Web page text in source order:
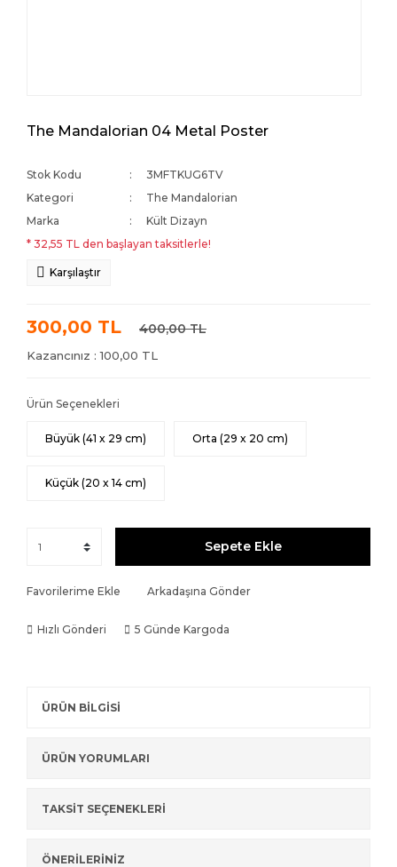
The Mandalorian 04 Metal Poster
Stok Kodu
3MFTKUG6TV
Kategori
The Mandalorian
Marka
Kült Dizayn
* 32,55 TL den başlayan taksitlerle!
Karşılaştır
300,00 TL 400,00 TL
Kazancınız : 100,00 TL
Ürün Seçenekleri
Büyük (41 x 29 cm) Orta (29 x 20 cm)
Küçük (20 x 14 cm)
Sepete Ekle
Favorilerime Ekle Arkadaşına Gönder
Hızlı Gönderi 5 Günde Kargoda
ÜRÜN BİLGİSİ
ÜRÜN YORUMLARI
TAKSİT SEÇENEKLERİ
ÖNERİLERİNİZ